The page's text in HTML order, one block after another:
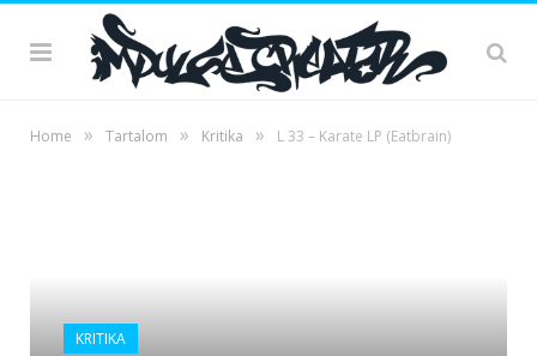
Home » Tartalom » Kritika » L 33 – Karate LP (Eatbrain)
KRITIKA